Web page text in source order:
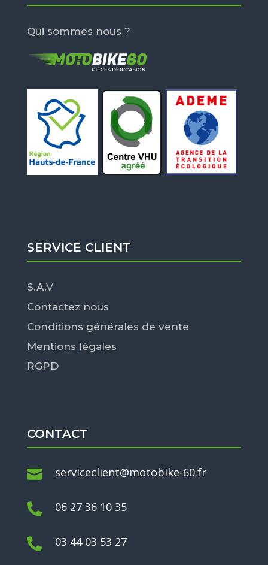
Qui sommes nous ?
SERVICE CLIENT
S.A.V
Contactez nous
Conditions générales de vente
Mentions légales
RGPD
CONTACT
 serviceclient@motobike-60.fr
 06 27 36 10 35
 03 44 03 53 27